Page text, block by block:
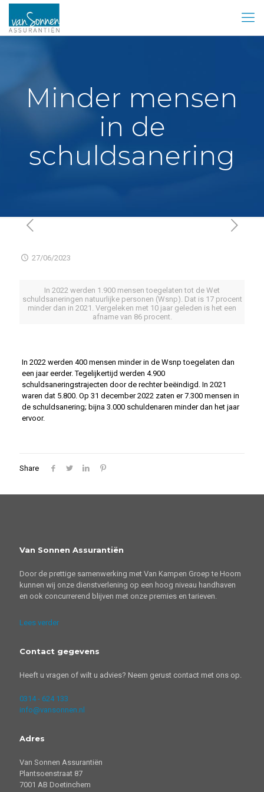
Minder mensen
in de
schuldsanering
27/06/2023
In 2022 werden 1.900 mensen toegelaten tot de Wet
schuldsaneringen natuurlijke personen (Wsnp). Dat is 17 procent
minder dan in 2021. Vergeleken met 10 jaar geleden is het een
afname van 86 procent.
In 2022 werden 400 mensen minder in de Wsnp toegelaten dan
een jaar eerder. Tegelijkertijd werden 4.900
schuldsaneringstrajecten door de rechter beëindigd. In 2021
waren dat 5.800. Op 31 december 2022 zaten er 7.300 mensen in
de schuldsanering; bijna 3.000 schuldenaren minder dan het jaar
ervoor.
Share
Van Sonnen Assurantiën
Door de prettige samenwerking met Van Kampen Groep te Hoorn
kunnen wij onze dienstverlening op een hoog niveau handhaven
en ook concurrerend blijven met onze premies en tarieven.
Lees verder
Contact gegevens
Heeft u vragen of wilt u advies? Neem gerust contact met ons op.
0314 - 624 133
info@vansonnen.nl
Adres
Van Sonnen Assurantiën
Plantsoenstraat 87
7001 AB Doetinchem